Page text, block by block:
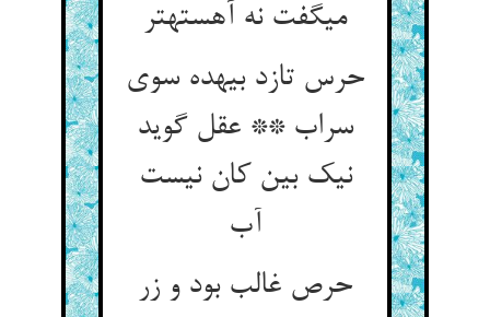
میگفت نه آهستهتر
حرس تازد بیهده سوی
سراب ** عقل گوید
نیک بین کان نیست
آب
حرص غالب بود و زر